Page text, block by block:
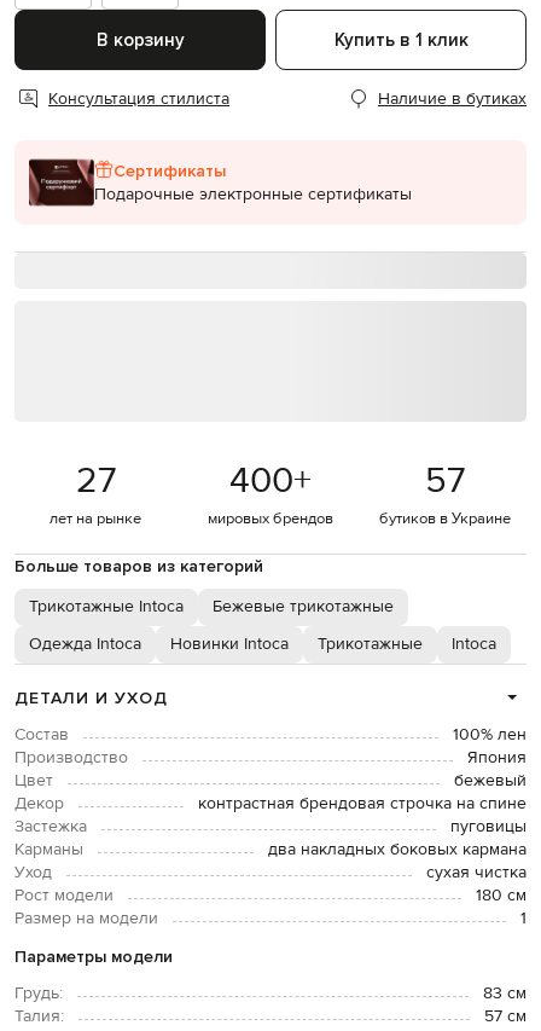
В корзину Купить в 1 клик
Консультация стилиста Наличие в бутиках
Сертификаты
Подарочные электронные сертификаты
27
лет на рынке
400+
мировых брендов
57
бутиков в Украине
Больше товаров из категорий
Трикотажные Intoca
Бежевые трикотажные
Одежда Intoca
Новинки Intoca Трикотажные Intoca
ДЕТАЛИ И УХОД
Состав
100% лен
Производство
Япония
Цвет
бежевый
Декор
контрастная брендовая строчка на спине
Застежка
пуговицы
Карманы
два накладных боковых кармана
Уход
сухая чистка
Рост модели
180 см
Размер на модели
1
Параметры модели
Грудь:
83 см
Талия:
57 см